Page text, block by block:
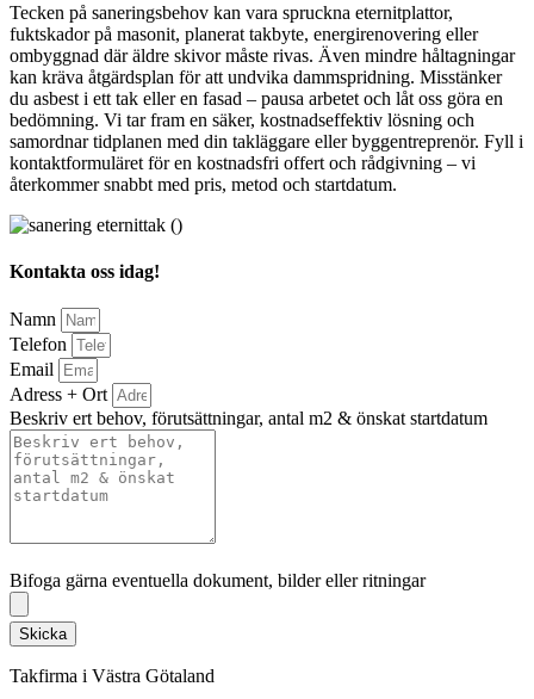
Tecken på saneringsbehov kan vara spruckna eternitplattor,
fuktskador på masonit, planerat takbyte, energirenovering eller
ombyggnad där äldre skivor måste rivas. Även mindre håltagningar
kan kräva åtgärdsplan för att undvika dammspridning. Misstänker
du asbest i ett tak eller en fasad – pausa arbetet och låt oss göra en
bedömning. Vi tar fram en säker, kostnadseffektiv lösning och
samordnar tidplanen med din takläggare eller byggentreprenör. Fyll i
kontaktformuläret för en kostnadsfri offert och rådgivning – vi
återkommer snabbt med pris, metod och startdatum.
Kontakta oss idag!
Namn
Telefon
Email
Adress + Ort
Beskriv ert behov, förutsättningar, antal m2 & önskat startdatum
Bifoga gärna eventuella dokument, bilder eller ritningar
Skicka
Takfirma i Västra Götaland